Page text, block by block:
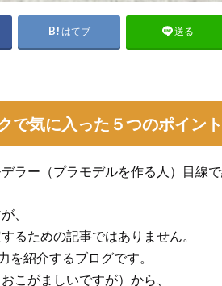
はてブ 送る
で気に入った５つのポイント
ラー（プラモデルを作る人）目線で
、
るための記事ではありません。
を紹介するブログです。
こがましいですが）から、